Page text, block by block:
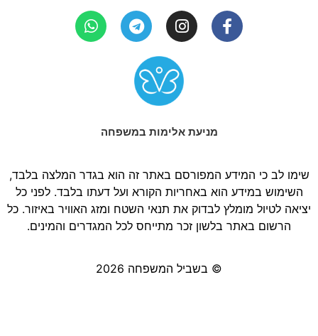
מניעת אלימות במשפחה
שימו לב כי המידע המפורסם באתר זה הוא בגדר המלצה בלבד,
השימוש במידע הוא באחריות הקורא ועל דעתו בלבד. לפני כל
יציאה לטיול מומלץ לבדוק את תנאי השטח ומזג האוויר באיזור. כל
הרשום באתר בלשון זכר מתייחס לכל המגדרים והמינים.
© בשביל המשפחה 2026